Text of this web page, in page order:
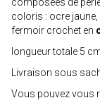
coloris : ocre jaune,
fermoir crochet en
longueur totale 5
Livraison sous
Vous pouvez vous